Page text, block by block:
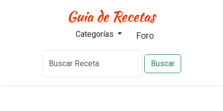
Categorías Foro
Buscar